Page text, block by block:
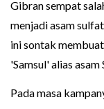
Gibran sempat
menjadi asam
ini sontak
'Samsul' alias asam
Pada masa